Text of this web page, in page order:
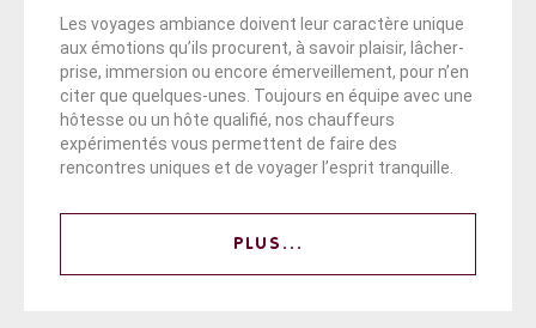
Les voyages ambiance doivent leur caractère unique
aux émotions qu’ils procurent, à savoir plaisir, lâcher-
prise, immersion ou encore émerveillement, pour n’en
citer que quelques-unes. Toujours en équipe avec une
hôtesse ou un hôte qualifié, nos chauffeurs
expérimentés vous permettent de faire des
rencontres uniques et de voyager l’esprit tranquille.
PLUS...